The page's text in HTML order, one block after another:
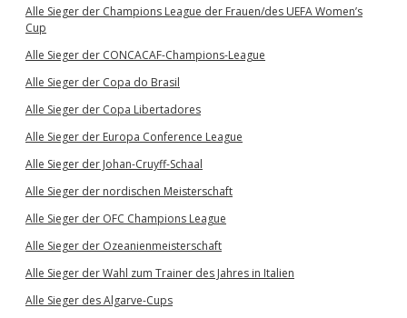
Alle Sieger der Champions League der Frauen/des UEFA Women’s
Cup
Alle Sieger der CONCACAF-Champions-League
Alle Sieger der Copa do Brasil
Alle Sieger der Copa Libertadores
Alle Sieger der Europa Conference League
Alle Sieger der Johan-Cruyff-Schaal
Alle Sieger der nordischen Meisterschaft
Alle Sieger der OFC Champions League
Alle Sieger der Ozeanienmeisterschaft
Alle Sieger der Wahl zum Trainer des Jahres in Italien
Alle Sieger des Algarve-Cups